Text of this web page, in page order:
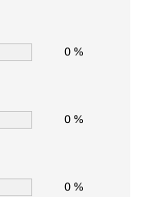
0 %
0 %
0 %